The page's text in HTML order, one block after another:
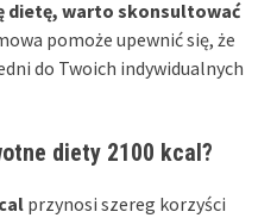
dietę, warto skonsultować
pomoże upewnić się, że
do Twoich indywidualnych
diety 2100 kcal?
przynosi szereg korzyści